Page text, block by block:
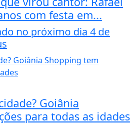
com festa em...
no próximo dia 4 de
Goiânia
para todas as idades